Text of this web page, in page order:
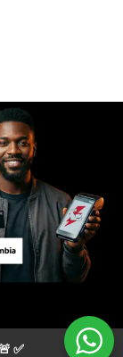
✅
consultar